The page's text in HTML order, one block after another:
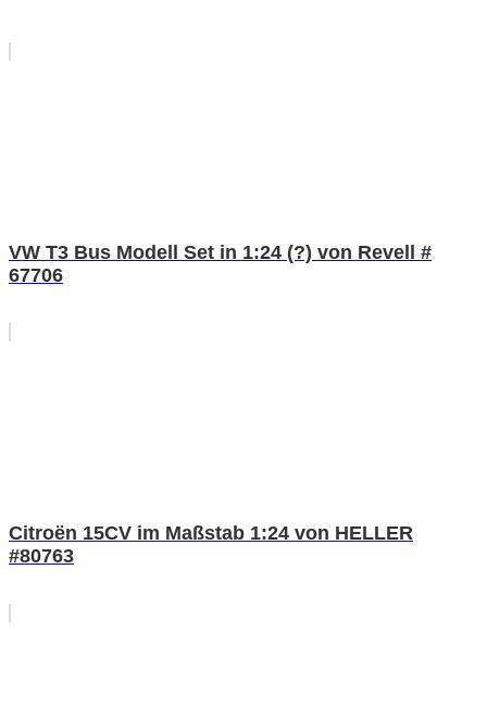
VW T3 Bus Modell Set in 1:24 (?) von Revell #
67706
Citroën 15CV im Maßstab 1:24 von HELLER
#80763